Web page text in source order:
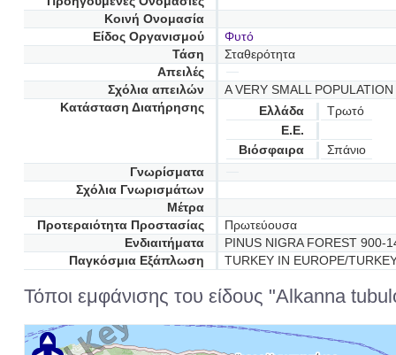
Κοινή Ονομασία
Είδος Οργανισμού
Φυτό
Τάση
Σταθερότητα
Απειλές
Σχόλια απειλών
A VERY SMALL
Κατάσταση Διατήρησης
Ελλάδα
Τρωτό
Ε.Ε.
Βιόσφαιρα
Σπάνιο
Γνωρίσματα
Σχόλια Γνωρισμάτων
Μέτρα
Προτεραιότητα Προστασίας
Πρωτεύουσα
Ενδιαιτήματα
PINUS NIGRA FOREST 900-
Παγκόσμια Εξάπλωση
TURKEY IN EUROPE/
Τόποι εμφάνισης του είδους "Alkanna